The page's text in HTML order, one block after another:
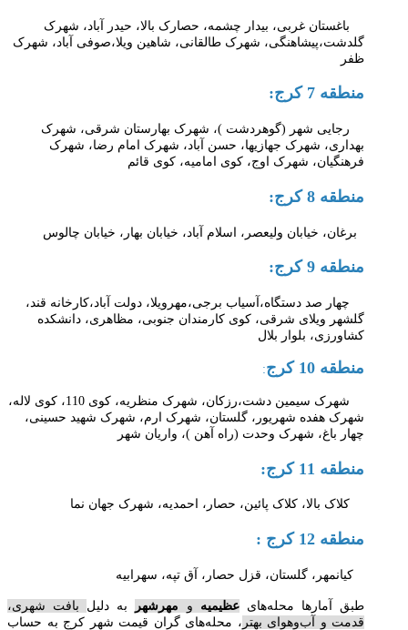
باغستان غربی، بیدار چشمه، حصارک بالا، حیدر آباد، شهرک
گلدشت،پیشاهنگی، شهرک طالقانی، شاهین ویلا،صوفی آباد، شهرک
ظفر
منطقه 7 کرج:
رجایی شهر (گوهردشت )، شهرک بهارستان شرقی، شهرک
بهداری، شهرک جهازیها، حسن آباد، شهرک امام رضا، شهرک
فرهنگیان، شهرک اوج، کوی امامیه، کوی قائم
منطقه 8 کرج:
برغان، خیابان ولیعصر، اسلام آباد، خیابان بهار، خیابان چالوس
منطقه 9 کرج:
چهار صد دستگاه،آسیاب برجی،مهرویلا، دولت آباد،کارخانه قند،
گلشهر ویلای شرقی، کوی کارمندان جنوبی، مظاهری، دانشکده
کشاورزی، بلوار بلال
منطقه 10 کرج :
شهرک سیمین دشت،رزکان، شهرک منظریه، کوی 110، کوی لاله،
شهرک هفده شهریور، گلستان، شهرک ارم، شهرک شهید حسینی،
چهار باغ، شهرک وحدت (راه آهن )، واریان شهر
منطقه 11 کرج:
کلاک بالا، کلاک پائین، حصار، احمدیه، شهرک جهان نما
منطقه 12 کرج :
کیانمهر، گلستان، قزل حصار، آق تپه، سهرابیه
طبق آمارها محله‌هایعظیمیه و مهرشهر به دلیل بافت شهری،
قدمت و آب‌وهوای بهتر ، محله‌های گران قیمت شهر کرج به حساب‌